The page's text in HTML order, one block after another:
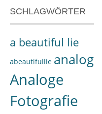
SCHLAGWÖRTER
a beautiful lie
abeautifullie analog
Analoge
Fotografie